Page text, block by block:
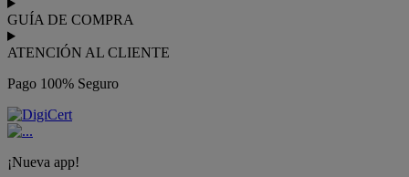
GUÍA DE COMPRA
ATENCIÓN AL CLIENTE
Pago 100% Seguro
¡Nueva app!